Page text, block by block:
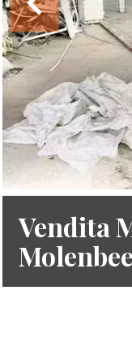
Vendita